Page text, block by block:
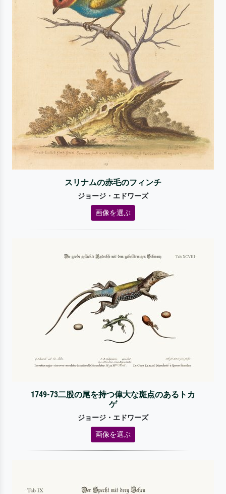
スリナムの赤毛のフィンチ
ジョージ・エドワーズ
画像を選ぶ
1749-73二股の尾を持つ偉大な斑点のあるトカ
ゲ
ジョージ・エドワーズ
画像を選ぶ